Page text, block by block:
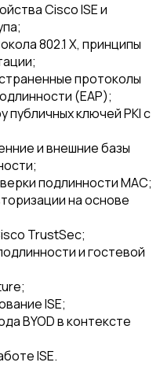
Cisco ISE и
802.1 X, принципы
протоколы
(EAP);
публичных ключей PKI с
и внешние базы
подлинности MAC;
на основе
TrustSec;
и гостевой
ISE;
BYOD в контексте
ISE.